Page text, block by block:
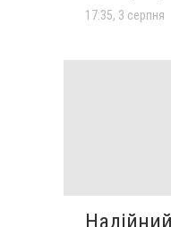
17:35, 3 серпня